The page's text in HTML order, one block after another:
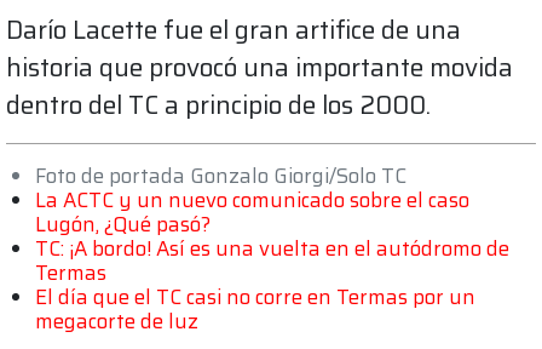
Darío Lacette fue el gran artifice de una
historia que provocó una importante movida
dentro del TC a principio de los 2000.
Foto de portada Gonzalo Giorgi/Solo TC
La ACTC y un nuevo comunicado sobre el caso
Lugón, ¿Qué pasó?
TC: ¡A bordo! Así es una vuelta en el autódromo de
Termas
El día que el TC casi no corre en Termas por un
megacorte de luz